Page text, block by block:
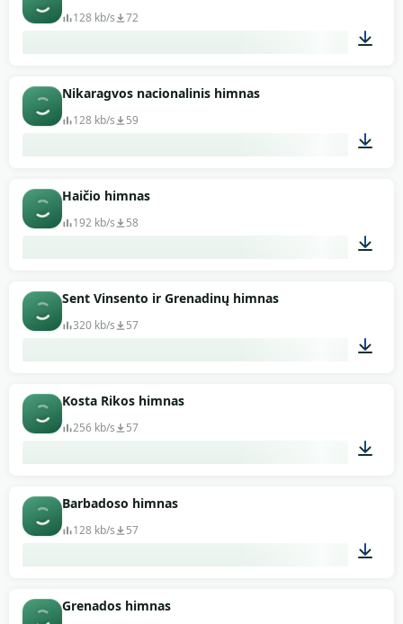
128 kb/s 72
Nikaragvos nacionalinis himnas
128 kb/s 59
Haičio himnas
192 kb/s 58
Sent Vinsento ir Grenadinų himnas
320 kb/s 57
Kosta Rikos himnas
256 kb/s 57
Barbadoso himnas
128 kb/s 57
Grenados himnas